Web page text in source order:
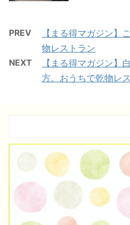
PREV
【まる得マガジン】
物レストラン
NEXT
【まる得マガジン】
方。おうちで乾物レ